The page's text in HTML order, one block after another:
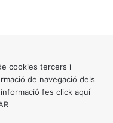
cookies tercers i
de navegació dels
fes click aquí